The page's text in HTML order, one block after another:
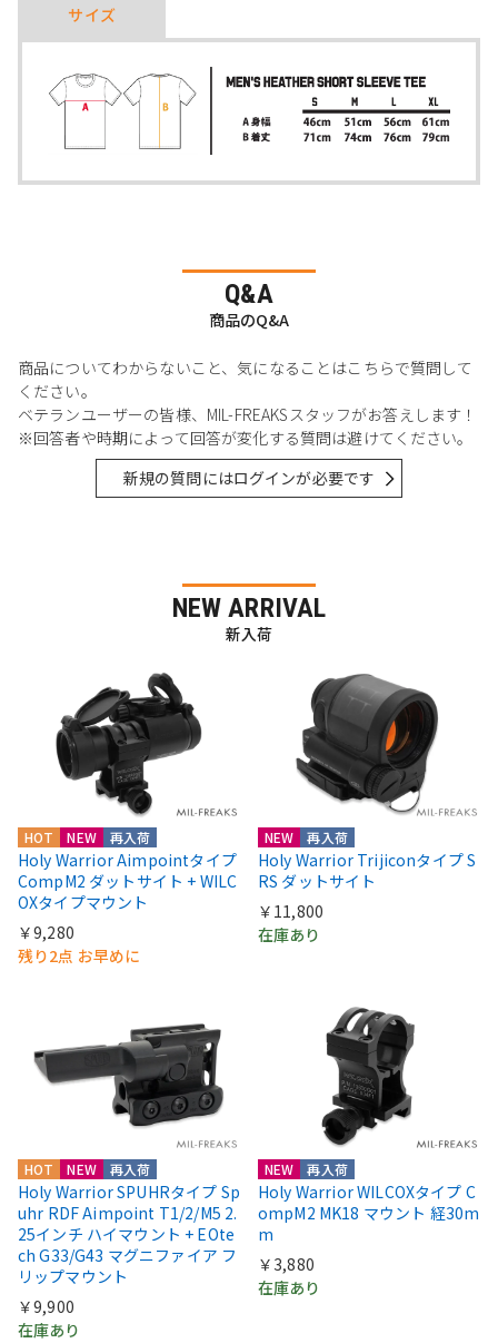
サイズ
Q&A
商品のQ&A
商品についてわからないこと、気になることはこちらで質問して
ください。
ベテランユーザーの皆様、MIL-FREAKSスタッフがお答えします！
※回答者や時期によって回答が変化する質問は避けてください。
新規の質問にはログインが必要です
NEW ARRIVAL
新入荷
HOT NEW 再入荷
Holy Warrior Aimpointタイプ
CompM2 ダットサイト + WILC
OXタイプマウント
￥9,280
残り2点 お早めに
NEW 再入荷
Holy Warrior Trijiconタイプ S
RS ダットサイト
￥11,800
在庫あり
HOT NEW 再入荷
Holy Warrior SPUHRタイプ Sp
uhr RDF Aimpoint T1/2/M5 2.
25インチ ハイマウント + EOte
ch G33/G43 マグニファイア フ
リップマウント
￥9,900
在庫あり
NEW 再入荷
Holy Warrior WILCOXタイプ C
ompM2 MK18 マウント 経30m
m
￥3,880
在庫あり